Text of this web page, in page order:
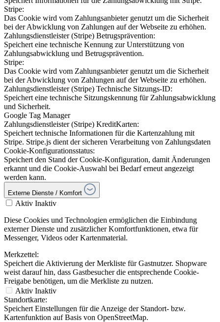
Stripe:
Das Cookie wird vom Zahlungsanbieter genutzt um die Sicherheit
bei der Abwicklung von Zahlungen auf der Webseite zu erhöhen.
Zahlungsdienstleister (Stripe) Betrugsprävention:
Speichert eine technische Kennung zur Unterstützung von
Zahlungsabwicklung und Betrugsprävention.
Stripe:
Das Cookie wird vom Zahlungsanbieter genutzt um die Sicherheit
bei der Abwicklung von Zahlungen auf der Webseite zu erhöhen.
Zahlungsdienstleister (Stripe) Technische Sitzungs-ID:
Speichert eine technische Sitzungskennung für Zahlungsabwicklung
und Sicherheit.
Google Tag Manager
Zahlungsdienstleister (Stripe) KreditKarten:
Speichert technische Informationen für die Kartenzahlung mit
Stripe. Stripe.js dient der sicheren Verarbeitung von Zahlungsdaten
Cookie-Konfigurationsstatus:
Speichert den Stand der Cookie-Konfiguration, damit Änderungen
erkannt und die Cookie-Auswahl bei Bedarf erneut angezeigt
werden kann.
Externe Dienste / Komfort
Aktiv Inaktiv
Diese Cookies und Technologien ermöglichen die Einbindung
externer Dienste und zusätzlicher Komfortfunktionen, etwa für
Messenger, Videos oder Kartenmaterial.
Merkzettel:
Speichert die Aktivierung der Merkliste für Gastnutzer. Shopware
weist darauf hin, dass Gastbesucher die entsprechende Cookie-
Freigabe benötigen, um die Merkliste zu nutzen.
Aktiv Inaktiv
Standortkarte:
Speichert Einstellungen für die Anzeige der Standort- bzw.
Kartenfunktion auf Basis von OpenStreetMap.